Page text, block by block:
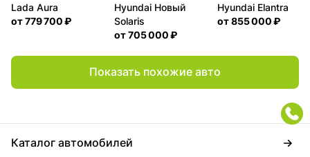
Lada Aura
от779 700 ₽
Hyundai Новый
Solaris
от705 000 ₽
Hyundai Elantra
от855 000 ₽
Показать похожие авто
Каталог автомобилей